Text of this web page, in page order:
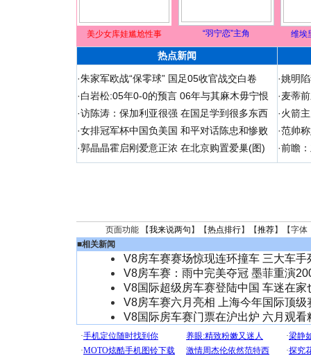
美少女库娃尴尬性事 “羽宁恋”主角 维埃
热点新闻
·朱家军欧战“保零球” 国足05收官战交白卷
·白岩松:05年0-0的预言 06年与其麻木毋宁恨
·访陈涛：保加利亚很强 在国足学到很多东西
·女排冠军杯中国负美国 和平对话陈忠和惨败
·郭晶晶霍启刚爱意正浓 在北京购置爱巢(图)
·姚明
·麦蒂
·火箭
·范帅
·前瞻
页面功能 【我来说两句 】【热点排行】【推荐】【字体
■相关新闻
V8房车赛赛场惊现连环撞车 三大车手
V8房车赛：雨中完美夺冠 墨菲重演
V8国际超级房车赛登陆中国 车迷在家
V8房车赛六月亮相 上海今年国际顶级
V8国际房车赛门票在沪出炉 六月观看